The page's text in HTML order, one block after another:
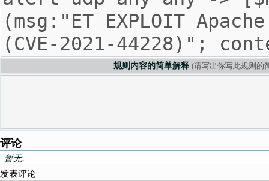
规则内容的简单解释 (请写出你写此规则的
评论
暂无.
发表评论